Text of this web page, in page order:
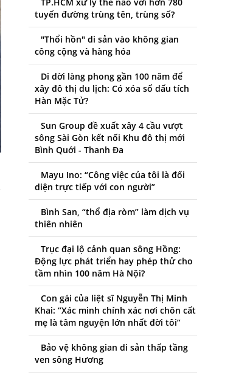
tuyến đường trùng tên, trùng số?
"Thổi hồn" di sản vào không gian
công cộng và hàng hóa
Di dời làng phong gần 100 năm để
xây đô thị du lịch: Có xóa sổ dấu tích
Hàn Mặc Tử?
Sun Group đề xuất xây 4 cầu vượt
sông Sài Gòn kết nối Khu đô thị mới
Bình Quới - Thanh Đa
Mayu Ino: “Công việc của tôi là đối
diện trực tiếp với con người”
Bình San, “thổ địa ròm” làm dịch vụ
thiên nhiên
Trục đại lộ cảnh quan sông Hồng:
Động lực phát triển hay phép thử cho
tầm nhìn 100 năm Hà Nội?
Con gái của liệt sĩ Nguyễn Thị Minh
Khai: “Xác minh chính xác nơi chôn cất
mẹ là tâm nguyện lớn nhất đời tôi”
Bảo vệ không gian di sản thấp tầng
ven sông Hương